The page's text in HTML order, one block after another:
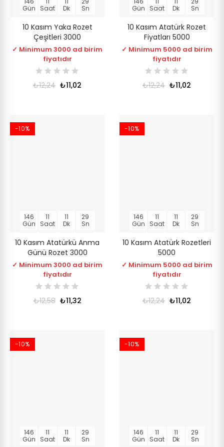
Gün
Saat
Dk
Sn
10 Kasım Yaka Rozet
Çeşitleri 3000
✓ Minimum 3000 ad birim
fiyatıdır
₺12,24 ₺11,02
Gün
Saat
Dk
Sn
10 Kasım Atatürk Rozet
Fiyatları 5000
✓ Minimum 5000 ad birim
fiyatıdır
₺12,24 ₺11,02
-10%
146
Gün
11
Saat
11
Dk
28
Sn
10 Kasım Atatürkü Anma
Günü Rozet 3000
✓ Minimum 3000 ad birim
fiyatıdır
₺12,58 ₺11,32
-10%
146
Gün
11
Saat
11
Dk
28
Sn
10 Kasım Atatürk Rozetleri
5000
✓ Minimum 5000 ad birim
fiyatıdır
₺12,24 ₺11,02
-10%
146
Gün
11
Saat
11
Dk
28
Sn
-10%
146
Gün
11
Saat
11
Dk
28
Sn